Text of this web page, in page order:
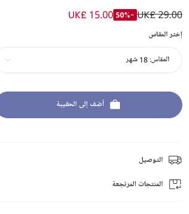
UK£ 29.00
-50%
UK£ 15.00
إختر المقاس
المقاس:18 شهر
أضف إلى الحقيبة
التوصيل
المنتجات المرتجعة